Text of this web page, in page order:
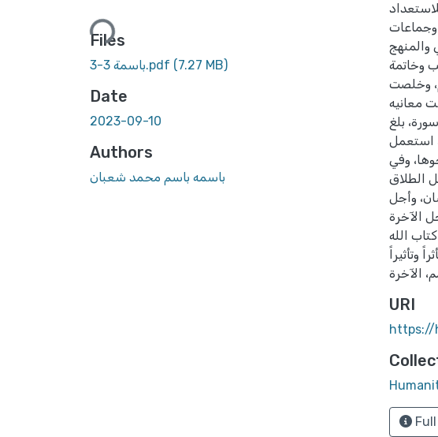
Loading...
Files
باسمة 3-3.pdf (7.27 MB)
Date
2023-09-10
Authors
باسمه باسم محمد شعبان
وجماعات.
والمنهج
وخاتمة.
وخلصت
معانيه
بلغ
استعمل
وفي
الطلاق
وأجل
الآخرة.
الله
وتأثيراً.
URI
https://